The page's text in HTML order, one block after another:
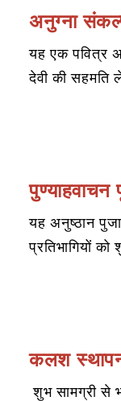
अनुग्ना
यह एक पवित्र
देवी की सहमति
पुण्याहवाचन
यह अनुष्ठान
प्रतिभागियों
कलश
शुभ सामग्री से